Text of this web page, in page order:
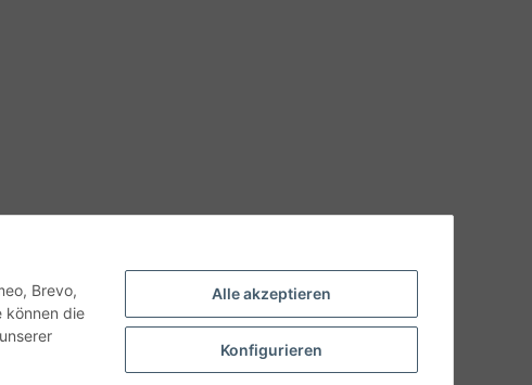
Alle akzeptieren
Konfigurieren
Brevo,
können die
Produkt abweichen.